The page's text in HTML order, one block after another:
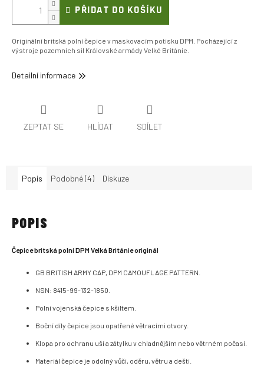
PŘIDAT DO KOŠÍKU
Originální britská polní čepice v maskovacím potisku DPM. Pocházející z
výstroje pozemních sil Královské armády Velké Británie.
Detailní informace
ZEPTAT SE HLÍDAT SDÍLET
Popis Podobné (4) Diskuze
POPIS
Čepice britská polní DPM Velká Británie originál
GB BRITISH ARMY CAP, DPM CAMOUFLAGE PATTERN.
NSN: 8415-99-132-1850.
Polní vojenská čepice s kšiltem.
Boční díly čepice jsou opatřené větracími otvory.
Klopa pro ochranu uší a zátylku v chladnějším nebo větrném počasí.
Materiál čepice je odolný vůči, oděru, větru a dešti.